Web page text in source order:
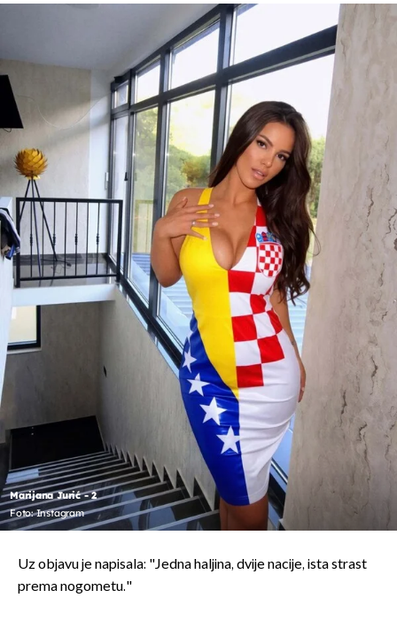
Marijana Jurić - 2
Foto: Instagram
Uz objavu je napisala: "Jedna haljina, dvije nacije, ista strast
prema nogometu."